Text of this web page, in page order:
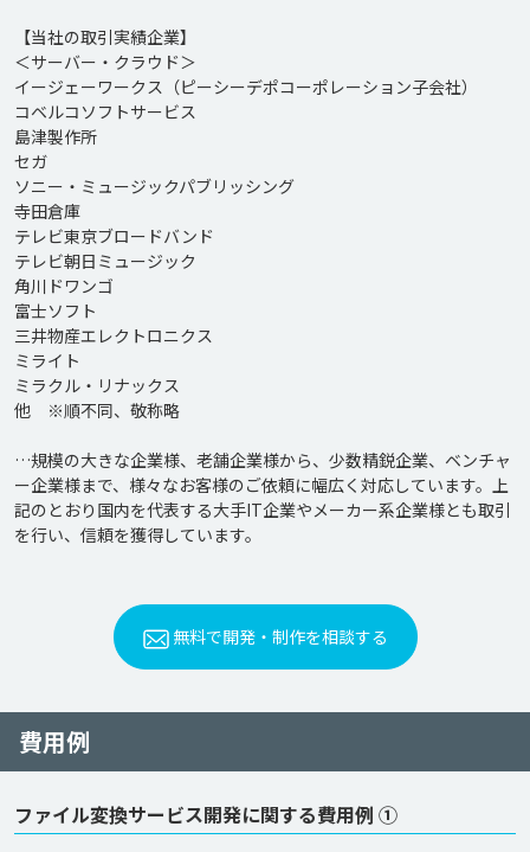
【当社の取引実績企業】
＜サーバー・クラウド＞
イージェーワークス（ピーシーデポコーポレーション子会社）
コベルコソフトサービス
島津製作所
セガ
ソニー・ミュージックパブリッシング
寺田倉庫
テレビ東京ブロードバンド
テレビ朝日ミュージック
角川ドワンゴ
富士ソフト
三井物産エレクトロニクス
ミライト
ミラクル・リナックス
他　※順不同、敬称略
…規模の大きな企業様、老舗企業様から、少数精鋭企業、ベンチャ
ー企業様まで、様々なお客様のご依頼に幅広く対応しています。上
記のとおり国内を代表する大手IT企業やメーカー系企業様とも取引
を行い、信頼を獲得しています。
無料で開発・制作を相談する
費用例
ファイル変換サービス開発に関する費用例 ①